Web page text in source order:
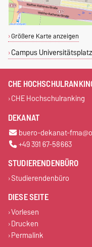
Größere Karte anzeigen
Campus Universitätsplatz
CHE
CHE Hochschulranking
DEKANAT
buero-dekanat-
+49 391 67-58663
STUDIERENDENBÜRO
Studierendenbüro
DIESE SEITE
Vorlesen
Drucken
Permalink